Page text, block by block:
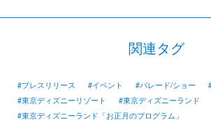
関連タグ
#プレスリリース #イベント #パレード/ショー
#東京ディズニーリゾート
#東京ディズニーランド
#東京ディズニーランド「お正月のプログラム」